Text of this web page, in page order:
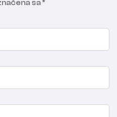
sa*